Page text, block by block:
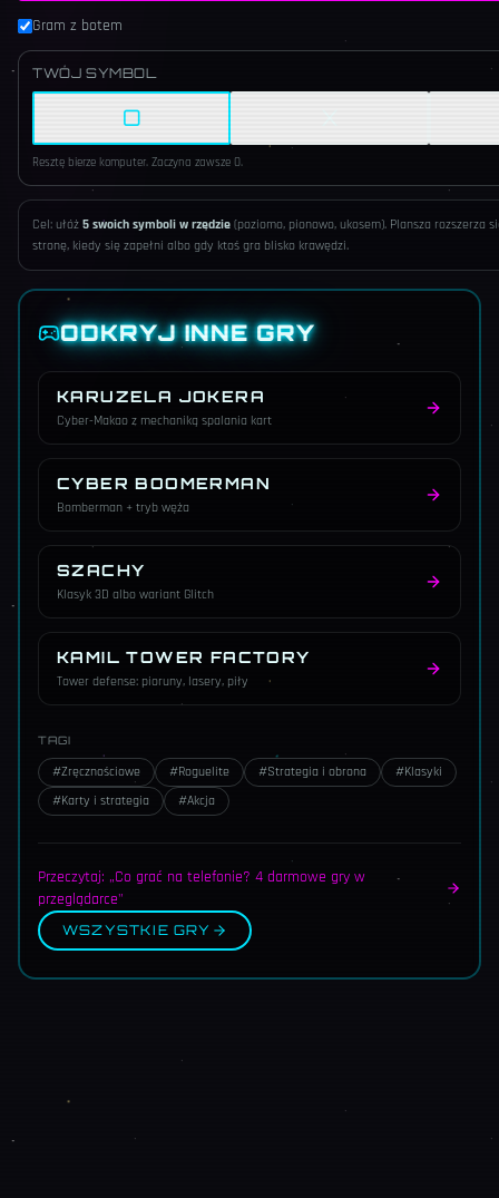
Gram z botem
TWÓJ SYMBOL
O
Resztę bierze komputer. Zaczyna zawsze O.
Cel: ułóż 5 swoich symboli w rzędzie (poziomo, pionowo, ukosem). Plansza rozszerza
stronę, kiedy się zapełni albo gdy ktoś gra blisko krawędzi.
ODKRYJ INNE GRY
KARUZELA JOKERA
Cyber-Makao z mechaniką spalania kart
CYBER BOOMERMAN
Bomberman + tryb węża
SZACHY
Klasyk 3D albo wariant Glitch
KAMIL TOWER FACTORY
Tower defense: pioruny, lasery, piły
TAGI
#Zręcznościowe #Roguelite #Strategia i obrona #Klasyki
#Karty i strategia #Akcja
Przeczytaj: „Co grać na telefonie? 4 darmowe gry w
przeglądarce"
WSZYSTKIE GRY